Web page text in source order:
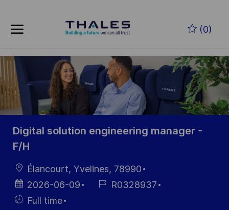
(0)
-
Digital solution engineering manager -
F/H
Ort
Élancourt, Yvelines, 78990
Datum der
Veröffentlichung
2026-06-09
Job- R0328937
Einstellunngstyp
Full time